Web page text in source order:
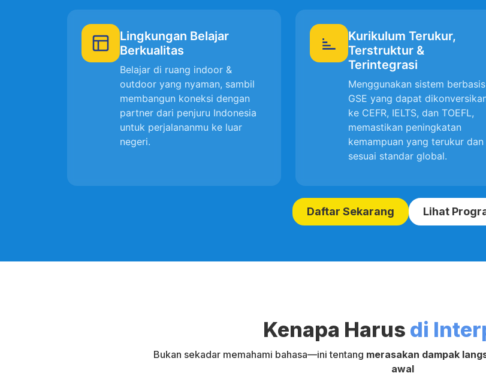
Lingkungan Belajar
Berkualitas
Belajar di ruang indoor &
outdoor yang nyaman, sambil
membangun koneksi dengan
partner dari penjuru Indonesia
untuk perjalananmu ke luar
negeri.
Kurikulum Terukur,
Terstruktur &
Terintegrasi
Menggunakan sistem berbasis
GSE yang dapat
ke CEFR, IELTS, dan TOEFL,
memastikan peningkatan
kemampuan yang terukur dan
sesuai standar global.
Daftar Sekarang Lihat
Kenapa Harus di
Bukan sekadar memahami bahasa—ini tentang merasakan dampak
awal